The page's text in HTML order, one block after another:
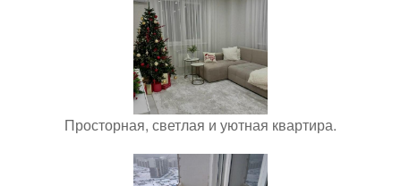
Просторная, светлая и уютная квартира.